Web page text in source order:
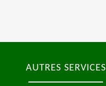
AUTRES SERVICES